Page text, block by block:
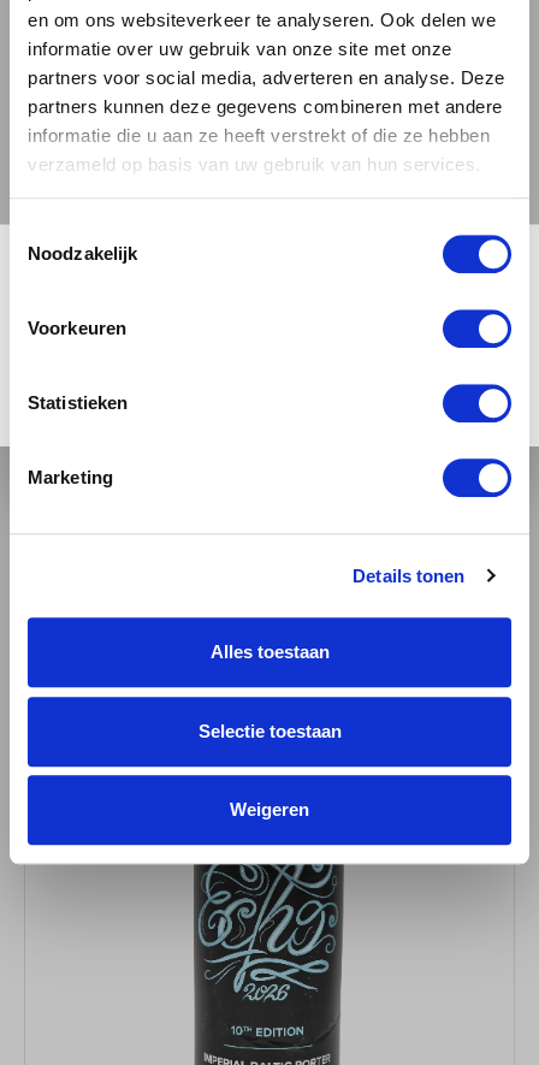
en om ons websiteverkeer te analyseren. Ook delen we
informatie over uw gebruik van onze site met onze
partners voor social media, adverteren en analyse. Deze
partners kunnen deze gegevens combineren met andere
informatie die u aan ze heeft verstrekt of die ze hebben
verzameld op basis van uw gebruik van hun services.
Toestemmingsselectie
Noodzakelijk
Voorkeuren
Statistieken
Marketing
Details tonen
Alles toestaan
Selectie toestaan
Weigeren
BROWAR STU MOSTÓW
IPA
3.84 / 5
+
€ 7,29
🍺 LEEFDTIJDSCHECK 🍺
Je moet 18 jaar of ouder zijn om deze site te bezoeken.
JA, IK BEN 18 JAAR OF OUDER NEE